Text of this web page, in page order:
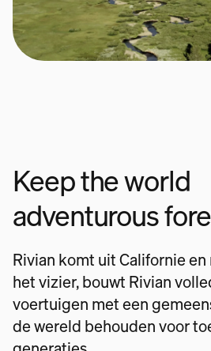
Keep the world
adventurous
Rivian komt uit Californie
het vizier, bouwt Rivian
voertuigen met een
de wereld behouden voor